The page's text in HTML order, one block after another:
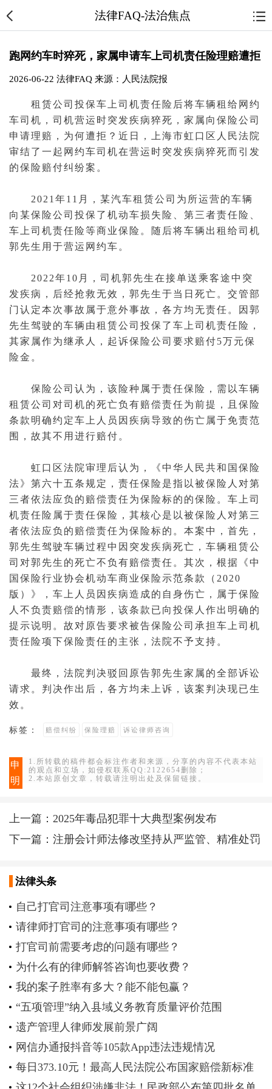
法律FAQ-法治焦点
跑网约车时猝死，家属申请车上司机责任险理赔遭拒
2026-06-22 法律FAQ来源：人民法院报
租赁公司投保车上司机责任险后将车辆租给网约
车司机，司机营运时突发疾病猝死，家属向保险公司
申请理赔，为何遭拒？近日，上海市虹口区人民法院
审结了一起网约车司机在营运时突发疾病猝死而引发
的保险赔付纠纷案。
2021年11月，某汽车租赁公司为所运营的车辆
向某保险公司投保了机动车损失险、第三者责任险、
车上司机责任险等商业保险。随后将车辆出租给司机
郭先生用于营运网约车。
2022年10月，司机郭先生在接单送乘客途中突
发疾病，后经抢救无效，郭先生于当日死亡。交管部
门认定本次事故属于意外事故，各方均无责任。因郭
先生驾驶的车辆由租赁公司投保了车上司机责任险，
其家属作为继承 人， 起诉保险公司要求赔付5万元保
险金。
保险公司认为，该险种属于责任保险，需以车辆
租赁公司对司机的死亡负有赔偿责任为前提，且保险
条款明确约定车上人员因疾病导致的伤亡属于免责范
围，故其不用进行赔付。
虹口区法院审理后认为，《中华人民共和国保险
法》第六十五条规定，责任保险是指以被保险人对第
三者依法应负的赔偿责任为保险标的的保险。车上司
机责任险属于责任保险，其核心是以被保险人对第三
者依法应负的赔偿责任为保险标的。本案中，首先，
郭先生驾驶车辆过程中因突发疾病死亡，车辆租赁公
司对郭先生的死亡不负有赔偿责任。其次，根据《中
国保险行业协会机动车商业保险示范条款（2020
版）》，车上人员因疾病造成的自身伤亡，属于保险
人不负责赔偿的情形，该条款已向投保人作出明确的
提示说明。故对 原告要求被告保险公司承担车上司机
责任险项下保险责任的主张，法院不予支持。
最终，法院 判决驳回原告郭先生家属的全部诉讼
请求。判决作出后，各方均未
上诉 ，该案判决现已生
效。
标签： 赔偿纠纷 保险理赔 诉讼律师咨询
申
明
1.所转载的稿件都会标注作者和来源，分享的内容不代表本站
的观点和立场，如侵权联系QQ:2122654删除；
2.本站原创文章，转载请注明出处及保留链接。
上一篇： 2025年毒品犯罪十大典型案例发布
下一篇：注册会计师法修改坚持从严监管、精准处罚
法律头条
自己打官司注意事项有哪些？
请律师打官司的注意事项有哪些？
打官司前需要考虑的问题有哪些？
为什么有的律师解答咨询也要收费？
我的案子胜率有多大？能不能包赢？
“五项管理”纳入县域义务教育质量评价范围
遗产管理人律师发展前景广阔
网信办通报抖音等105款App违法违规情况
每日373.10元！最高人民法院公布国家赔偿新标准